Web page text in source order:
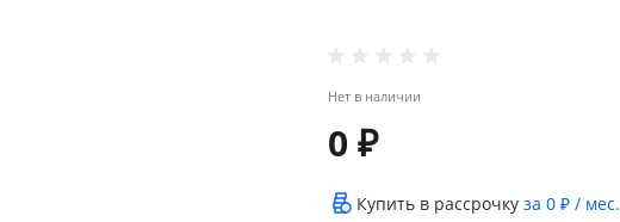
Нет в наличии
0 ₽
Купить в рассрочкуза0 ₽ / мес.